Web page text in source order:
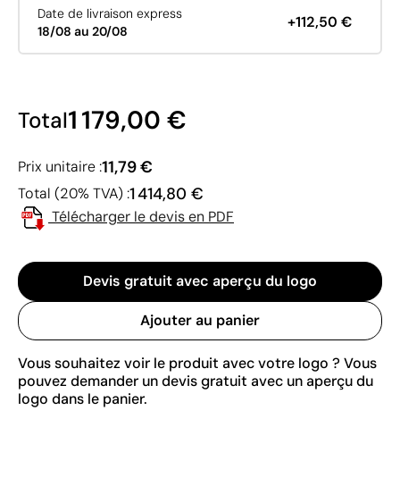
Date de livraison express
18/08 au 20/08
+112,50 €
Total1 179,00 €
Prix unitaire :11,79 €
Total (20% TVA) :1 414,80 €
Télécharger le devis en PDF
Devis gratuit avec aperçu du logo
Ajouter au panier
Vous souhaitez voir le produit avec votre logo ? Vous
pouvez demander un devis gratuit avec un aperçu du
logo dans le panier.